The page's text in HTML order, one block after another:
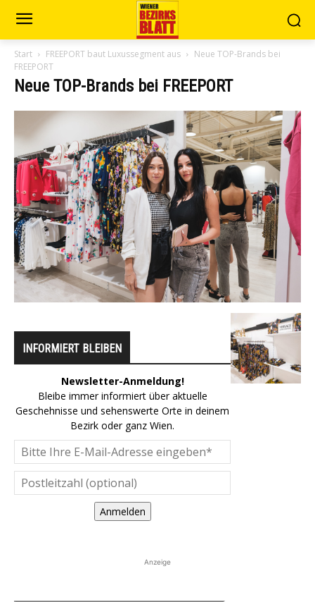
Start FREEPORT baut Luxussegment aus
Neue TOP-Brands bei
FREEPORT
Neue TOP-Brands bei FREEPORT
INFORMIERT BLEIBEN
Newsletter-Anmeldung!
Bleibe immer informiert über aktuelle
Geschehnisse und sehenswerte Orte in deinem
Bezirk oder ganz Wien.
Anmelden
Anzeige